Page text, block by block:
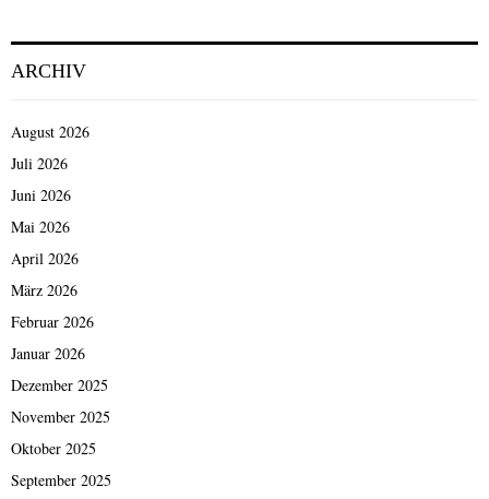
ARCHIV
August 2026
Juli 2026
Juni 2026
Mai 2026
April 2026
März 2026
Februar 2026
Januar 2026
Dezember 2025
November 2025
Oktober 2025
September 2025